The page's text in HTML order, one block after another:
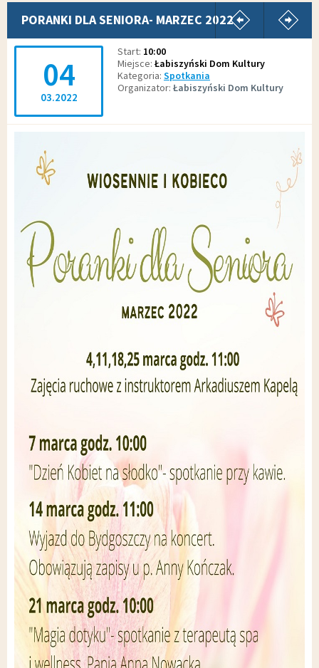
PORANKI DLA SENIORA- MARZEC 2022
pokaż
04
03.2022
Start 10:00
Miejsce Łabiszyński Dom Kultury
Kategoria Spotkania
Organizator Łabiszyński Dom Kultury